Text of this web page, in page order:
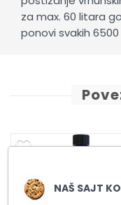
za max. 60 litara
ponovi svakih 6500
NAŠ SAJT